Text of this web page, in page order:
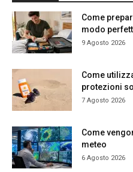
Come
modo
9 Agosto 2026
Come
protezioni
7 Agosto 2026
Come
meteo
6 Agosto 2026